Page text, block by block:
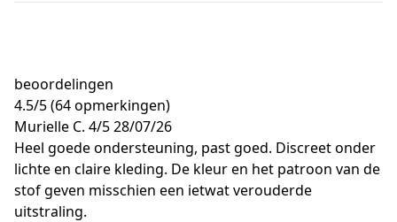
beoordelingen
4.5/5(64 opmerkingen)
Murielle C. 4/528/07/26
Heel goede ondersteuning, past goed. Discreet onder
lichte en claire kleding. De kleur en het patroon van de
stof geven misschien een ietwat verouderde
uitstraling.